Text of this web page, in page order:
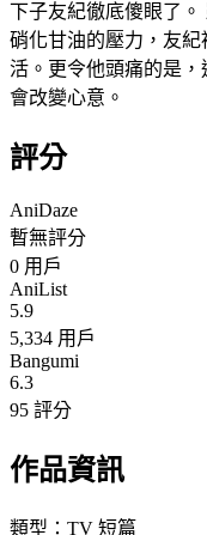
下子友紀徹底傻眼了
硝化甘油的壓力，友
活。更令他頭痛的是
會改變心意。
評分
AniDaze
暫無評分
0 用戶
AniList
5.9
5,334 用戶
Bangumi
6.3
95 評分
作品資訊
類型： TV 短篇